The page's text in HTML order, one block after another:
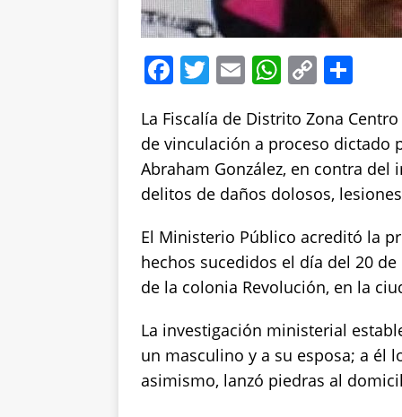
F
c
e
b
o
o
k
T
it
te
r
E
ai
l
W
at
s
A
p
p
C
p
y
Li
n
k
a
re
La Fiscalía de Distrito Zona
de vinculación a proceso dictado
Abraham González, en contra
delitos de daños dolosos,
El Ministerio Público acreditó la
hechos sucedidos el día del 20
de la colonia Revolución, en la
La investigación ministerial
un masculino y a su esposa; a él
asimismo, lanzó piedras al